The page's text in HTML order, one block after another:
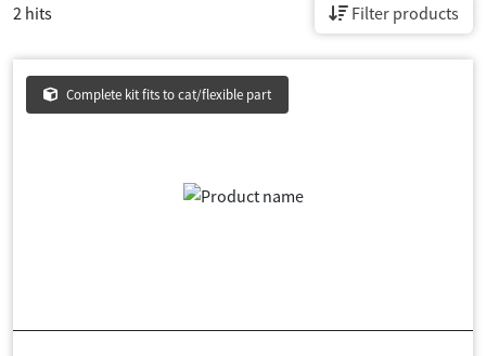
2 hits Filter products
Complete kit fits to cat/flexible part